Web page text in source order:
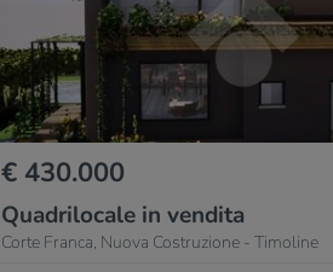
€ 430.000
Quadrilocale in vendita
Corte Franca, Nuova Costruzione - Timoline